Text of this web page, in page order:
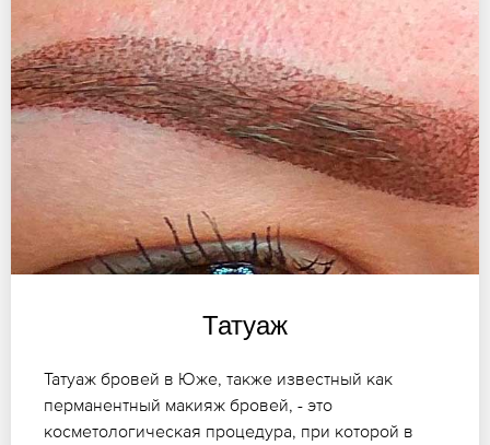
Татуаж
Татуаж бровей в Юже, также известный как
перманентный макияж бровей, - это
косметологическая процедура, при которой в